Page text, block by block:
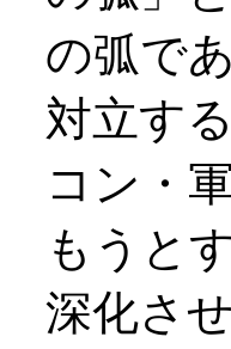
の弧で
対立す
コン・
もうと
深化さ